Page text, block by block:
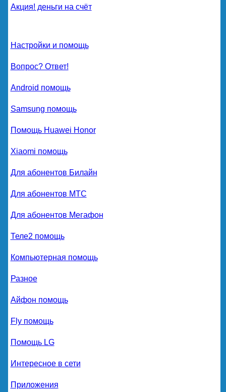
Акция! деньги на счёт
Настройки и помощь
Вопрос? Ответ!
Android помощь
Samsung помощь
Помощь Huawei Honor
Xiaomi помощь
Для абонентов Билайн
Для абонентов МТС
Для абонентов Мегафон
Теле2 помощь
Компьютерная помощь
Разное
Айфон помощь
Fly помощь
Помощь LG
Интересное в сети
Приложения